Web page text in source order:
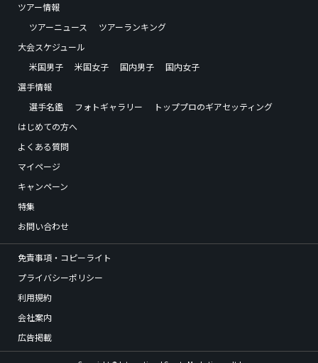
ツアー情報
ツアーニュース
ツアーランキング
大会スケジュール
米国男子
米国女子 国内男子
国内女子
選手情報
選手名鑑
フォトギャラリー
トッププロのギアセッティング
はじめての方へ
よくある質問
マイページ
キャンペーン
特集
お問い合わせ
免責事項・コピーライト
プライバシーポリシー
利用規約
会社案内
広告掲載